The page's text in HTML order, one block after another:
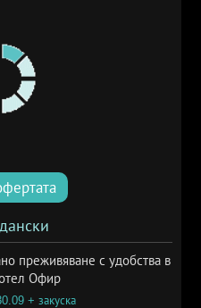
преживяване с удобства в
Офир
+ закуска